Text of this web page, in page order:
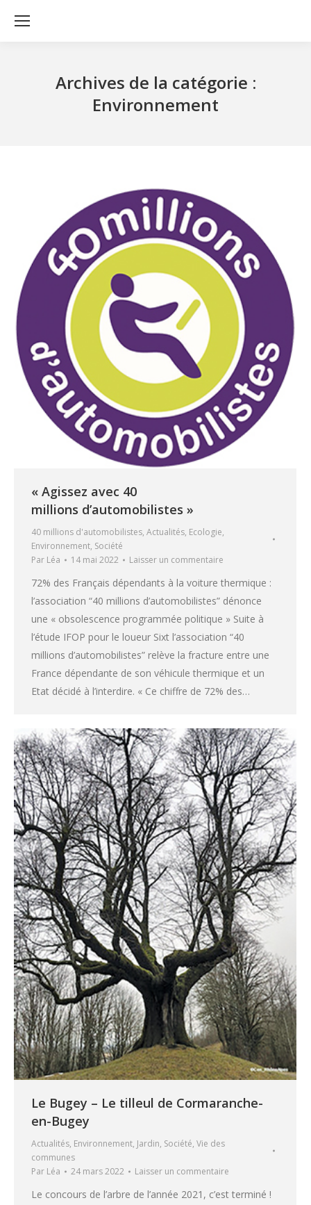
Archives de la catégorie :
Environnement
« Agissez avec 40
millions d’automobilistes »
40 millions d'automobilistes, Actualités, Ecologie,
Environnement, Société
Par Léa 14 mai 2022 Laisser un commentaire
72% des Français dépendants à la voiture thermique :
l’association “40 millions d’automobilistes” dénonce
une « obsolescence programmée politique » Suite à
l’étude IFOP pour le loueur Sixt l’association “40
millions d’automobilistes” relève la fracture entre une
France dépendante de son véhicule thermique et un
Etat décidé à l’interdire. « Ce chiffre de 72% des…
Le Bugey – Le tilleul de Cormaranche-
en-Bugey
Actualités, Environnement, Jardin, Société, Vie des
communes
Par Léa 24 mars 2022 Laisser un commentaire
Le concours de l’arbre de l’année 2021, c’est terminé !